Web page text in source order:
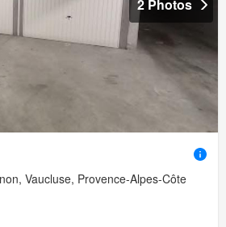
2 Photos
Vaucluse, Provence-Alpes-Côte